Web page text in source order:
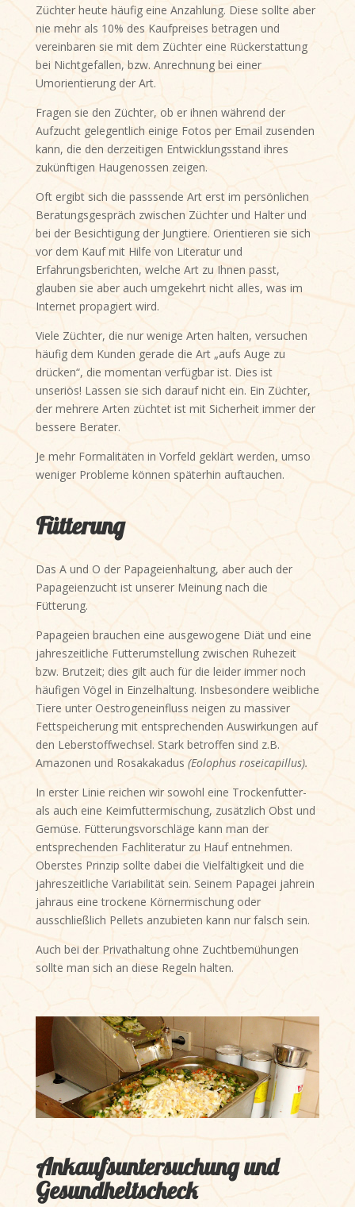
Züchter heute häufig eine Anzahlung. Diese sollte aber
nie mehr als 10% des Kaufpreises betragen und
vereinbaren sie mit dem Züchter eine Rückerstattung
bei Nichtgefallen, bzw. Anrechnung bei einer
Umorientierung der Art.
Fragen sie den Züchter, ob er ihnen während der
Aufzucht gelegentlich einige Fotos per Email zusenden
kann, die den derzeitigen Entwicklungsstand ihres
zukünftigen Haugenossen zeigen.
Oft ergibt sich die passsende Art erst im persönlichen
Beratungsgespräch zwischen Züchter und Halter und
bei der Besichtigung der Jungtiere. Orientieren sie sich
vor dem Kauf mit Hilfe von Literatur und
Erfahrungsberichten, welche Art zu Ihnen passt,
glauben sie aber auch umgekehrt nicht alles, was im
Internet propagiert wird.
Viele Züchter, die nur wenige Arten halten, versuchen
häufig dem Kunden gerade die Art „aufs Auge zu
drücken“, die momentan verfügbar ist. Dies ist
unseriös! Lassen sie sich darauf nicht ein. Ein Züchter,
der mehrere Arten züchtet ist mit Sicherheit immer der
bessere Berater.
Je mehr Formalitäten in Vorfeld geklärt werden, umso
weniger Probleme können späterhin auftauchen.
Fütterung
Das A und O der Papageienhaltung, aber auch der
Papageienzucht ist unserer Meinung nach die
Fütterung.
Papageien brauchen eine ausgewogene Diät und eine
jahreszeitliche Futterumstellung zwischen Ruhezeit
bzw. Brutzeit; dies gilt auch für die leider immer noch
häufigen Vögel in Einzelhaltung. Insbesondere weibliche
Tiere unter Oestrogeneinfluss neigen zu massiver
Fettspeicherung mit entsprechenden Auswirkungen auf
den Leberstoffwechsel. Stark betroffen sind z.B.
Amazonen und Rosakakadus (Eolophus roseicapillus).
In erster Linie reichen wir sowohl eine Trockenfutter-
als auch eine Keimfuttermischung, zusätzlich Obst und
Gemüse. Fütterungsvorschläge kann man der
entsprechenden Fachliteratur zu Hauf entnehmen.
Oberstes Prinzip sollte dabei die Vielfältigkeit und die
jahreszeitliche Variabilität sein. Seinem Papagei jahrein
jahraus eine trockene Körnermischung oder
ausschließlich Pellets anzubieten kann nur falsch sein.
Auch bei der Privathaltung ohne Zuchtbemühungen
sollte man sich an diese Regeln halten.
Ankaufsuntersuchung und
Gesundheitscheck